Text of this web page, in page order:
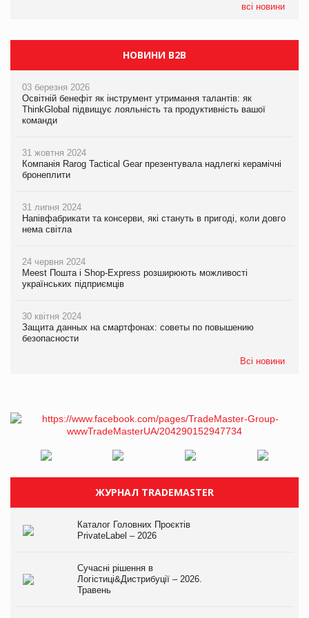
всі новини
НОВИНИ B2B
03 березня 2026
Освітній бенефіт як інструмент утримання талантів: як
ThinkGlobal підвищує лояльність та продуктивність вашої
команди
31 жовтня 2024
Компанія Rarog Tactical Gear презентувала надлегкі керамічні
бронеплити
31 липня 2024
Напівфабрикати та консерви, які стануть в пригоді, коли довго
нема світла
24 червня 2024
Meest Пошта і Shop-Express розширюють можливості
українських підприємців
30 квітня 2024
Защита данных на смартфонах: советы по повышению
безопасности
Всі новини
ЖУРНАЛ TRADEMASTER
Каталог Головних Проєктів
PrivateLabel – 2026
Сучасні рішення в
Логістиці&Дистрибуції – 2026.
Травень